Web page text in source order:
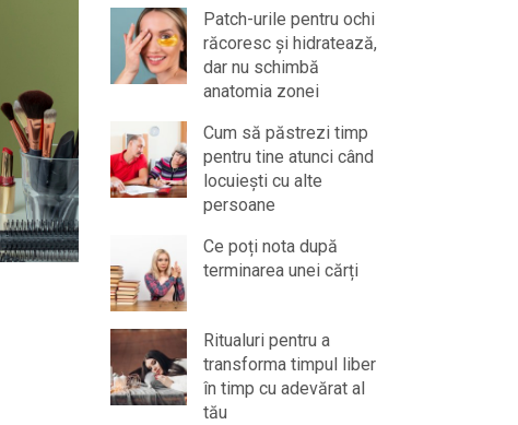
Patch-urile pentru ochi
răcoresc și hidratează,
dar nu schimbă
anatomia zonei
Cum să păstrezi timp
pentru tine atunci când
locuiești cu alte
persoane
Ce poți nota după
terminarea unei cărți
Ritualuri pentru a
transforma timpul liber
în timp cu adevărat al
tău